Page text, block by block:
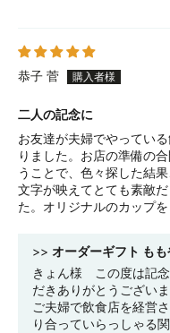
恭子 菅
二人の記念に
お友達が夫婦でやってい
りました。お店の準備の
うことで、色々探した結
文字が映えてとても素敵
た。オリジナルのカップ
>> オーダーギフト もも
きょん様 この度は記
だきありがとうございま
ご夫婦で飲食店を経営
り合っていらっしゃる